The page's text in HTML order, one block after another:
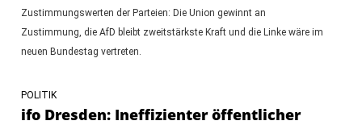
Zustimmungswerten der Parteien: Die Union gewinnt an
Zustimmung, die AfD bleibt zweitstärkste Kraft und die Linke wäre im
neuen Bundestag vertreten.
POLITIK
ifo Dresden: Ineffizienter öffentlicher